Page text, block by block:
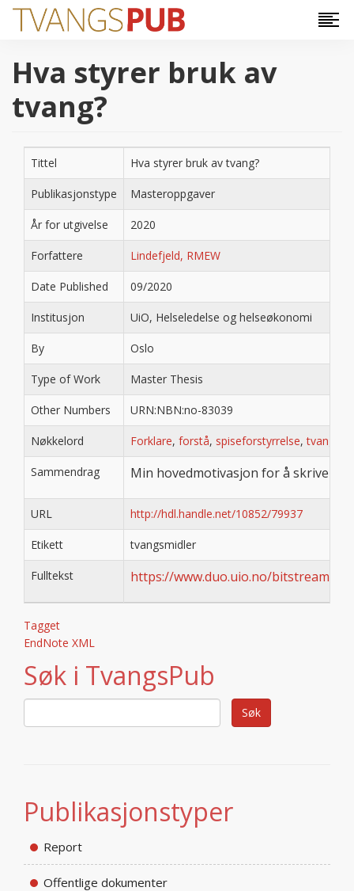
Hopp til hovedinnhold
Hva styrer bruk av
tvang?
Tittel Hva styrer bruk av tvang?
Publikasjonstype Masteroppgaver
År for utgivelse 2020
Forfattere Lindefjeld, RMEW
Date Published 09/2020
Institusjon UiO, Helseledelse og helseøkonomi
By Oslo
Type of Work Master Thesis
Other Numbers URN:NBN:no-83039
Nøkkelord Forklare, forstå, spiseforstyrrelse,tvang
Sammendrag Min hovedmotivasjon for å skrive
URL http://hdl.handle.net/10852/79937
Etikett tvangsmidler
Fulltekst https://www.duo.uio.no/bitstream/
Tagget
EndNote XML
Søk i TvangsPub
Publikasjonstyper
Report
Offentlige dokumenter